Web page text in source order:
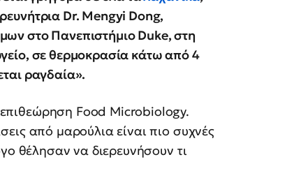
Dr. Mengyi Dong,
στο Πανεπιστήμιο Duke, στη
σε θερμοκρασία κάτω από 4
ραγδαία».
Food Microbiology.
από μαρούλια είναι πιο συχνές
θέλησαν να διερευνήσουν τι